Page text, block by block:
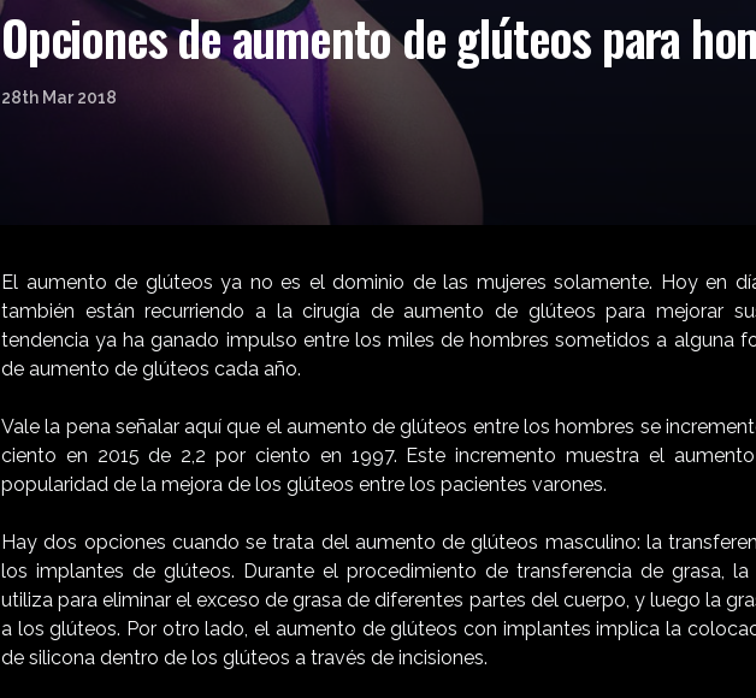
Opciones de aumento de glúteos para
28th Mar 2018
El aumento de glúteos ya no es el dominio de las mujeres solamente. Hoy en
también están recurriendo a la cirugía de aumento de glúteos para mejorar
tendencia ya ha ganado impulso entre los miles de hombres sometidos a alguna
de aumento de glúteos cada año.
Vale la pena señalar aquí que el aumento de glúteos entre los hombres se
ciento en 2015 de 2,2 por ciento en 1997. Este incremento muestra el
popularidad de la mejora de los glúteos entre los pacientes varones.
Hay dos opciones cuando se trata del aumento de glúteos masculino: la
los implantes de glúteos. Durante el procedimiento de transferencia de grasa, la
utiliza para eliminar el exceso de grasa de diferentes partes del cuerpo, y luego la
a los glúteos. Por otro lado, el aumento de glúteos con implantes implica la
de silicona dentro de los glúteos a través de incisiones.